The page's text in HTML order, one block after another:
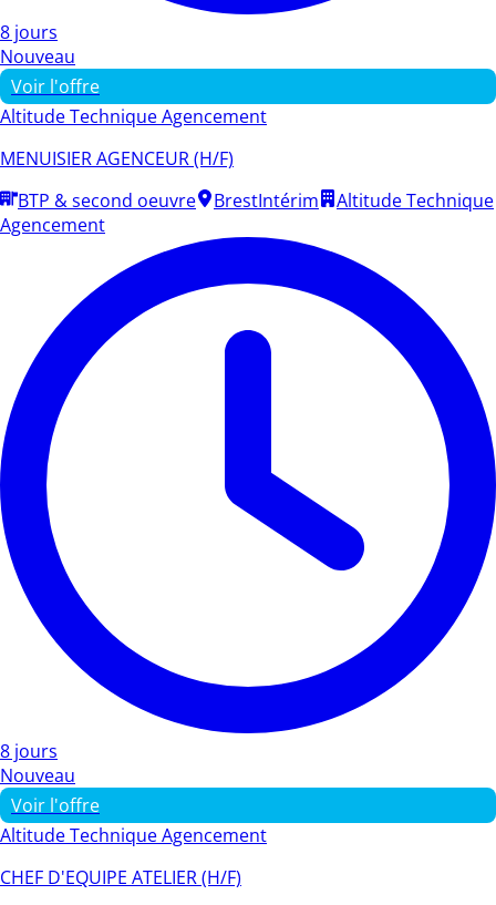
8 jours
Nouveau
Voir l'offre
Altitude Technique Agencement
MENUISIER AGENCEUR (H/F)
BTP & second oeuvre
BrestIntérim
Altitude Technique
Agencement
8 jours
Nouveau
Voir l'offre
Altitude Technique Agencement
CHEF D'EQUIPE ATELIER (H/F)